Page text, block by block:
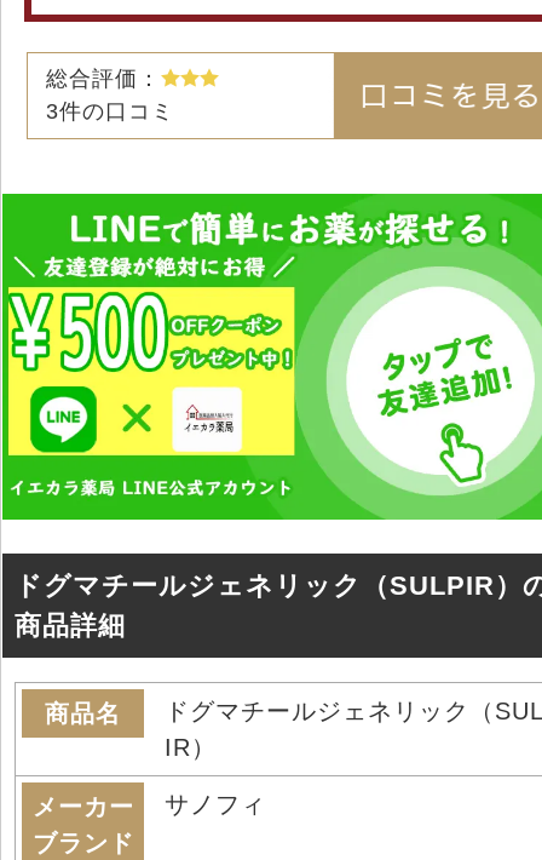
総合評価：
3件の口コミ
ドグマチールジェネリック（SULPIR）
商品詳細
商品名
ドグマチールジェネリック（
IR）
メーカー
ブランド
サノフィ